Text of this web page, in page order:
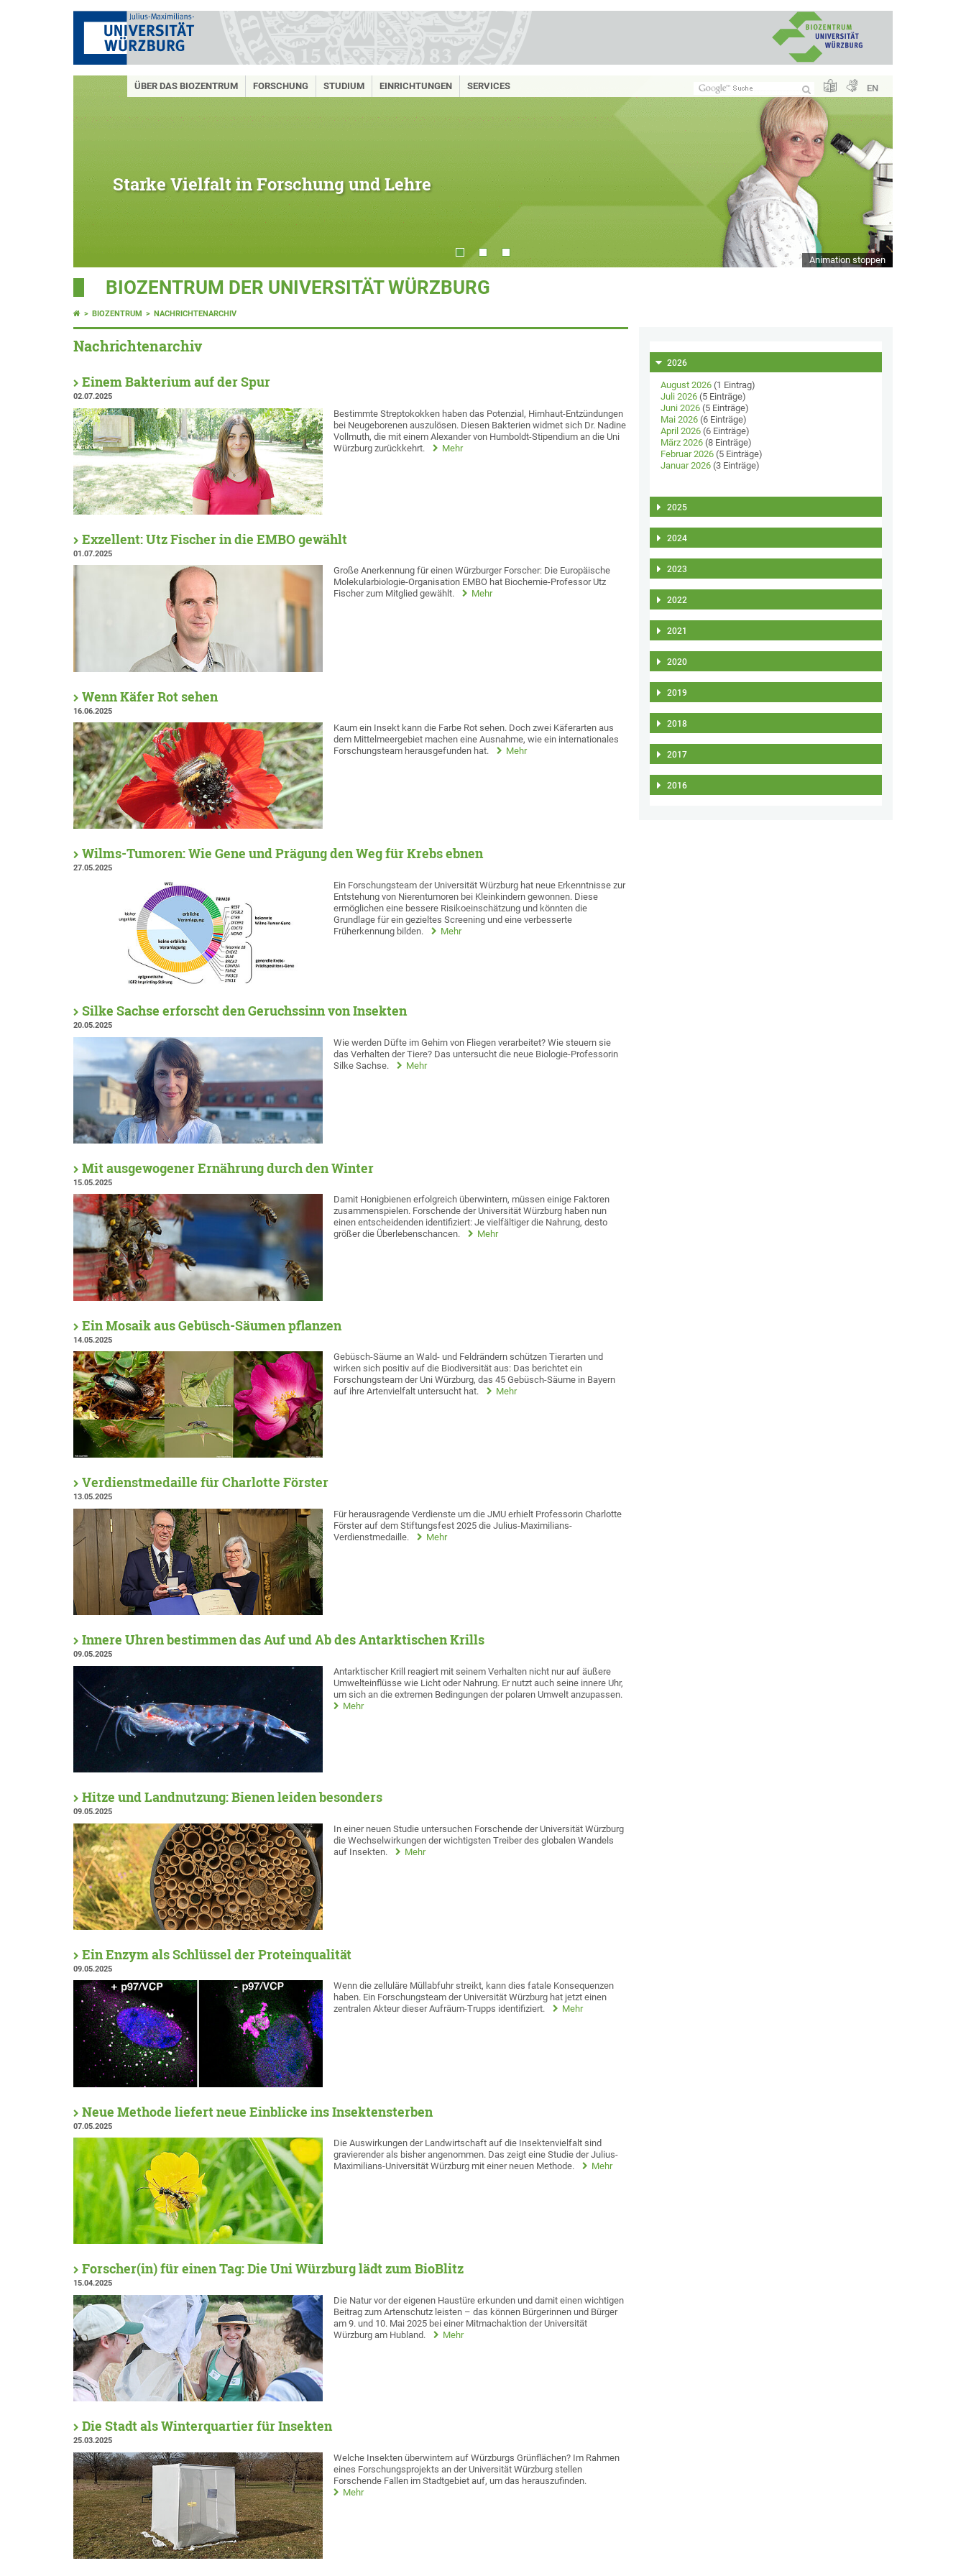
EN
ÜBER DAS BIOZENTRUM FORSCHUNG STUDIUM EINRICHTUNGEN SERVICES
Starke Vielfalt in Forschung und Lehre
Animation stoppen
BIOZENTRUM DER UNIVERSITÄT WÜRZBURG
BIOZENTRUM NACHRICHTENARCHIV
Nachrichtenarchiv
Einem Bakterium auf der Spur
02.07.2025
Bestimmte Streptokokken haben das Potenzial, Hirnhaut-Entzündungen
bei Neugeborenen auszulösen. Diesen Bakterien widmet sich Dr. Nadine
Vollmuth, die mit einem Alexander von Humboldt-Stipendium an die Uni
Würzburg zurückkehrt.
Mehr
Exzellent: Utz Fischer in die EMBO gewählt
01.07.2025
Große Anerkennung für einen Würzburger Forscher: Die Europäische
Molekularbiologie-Organisation EMBO hat Biochemie-Professor Utz
Fischer zum Mitglied gewählt.
Mehr
Wenn Käfer Rot sehen
16.06.2025
Kaum ein Insekt kann die Farbe Rot sehen. Doch zwei Käferarten aus
dem Mittelmeergebiet machen eine Ausnahme, wie ein internationales
Forschungsteam herausgefunden hat.
Mehr
Wilms-Tumoren: Wie Gene und Prägung den Weg für Krebs ebnen
27.05.2025
Ein Forschungsteam der Universität Würzburg hat neue Erkenntnisse zur
Entstehung von Nierentumoren bei Kleinkindern gewonnen. Diese
ermöglichen eine bessere Risikoeinschätzung und könnten die
Grundlage für ein gezieltes Screening und eine verbesserte
Früherkennung bilden.
Mehr
Silke Sachse erforscht den Geruchssinn von Insekten
20.05.2025
Wie werden Düfte im Gehirn von Fliegen verarbeitet? Wie steuern sie
das Verhalten der Tiere? Das untersucht die neue Biologie-Professorin
Silke Sachse.
Mehr
Mit ausgewogener Ernährung durch den Winter
15.05.2025
Damit Honigbienen erfolgreich überwintern, müssen einige Faktoren
zusammenspielen. Forschende der Universität Würzburg haben nun
einen entscheidenden identifiziert: Je vielfältiger die Nahrung, desto
größer die Überlebenschancen.
Mehr
Ein Mosaik aus Gebüsch-Säumen pflanzen
14.05.2025
Gebüsch-Säume an Wald- und Feldrändern schützen Tierarten und
wirken sich positiv auf die Biodiversität aus: Das berichtet ein
Forschungsteam der Uni Würzburg, das 45 Gebüsch-Säume in Bayern
auf ihre Artenvielfalt untersucht hat.
Mehr
Verdienstmedaille für Charlotte Förster
13.05.2025
Für herausragende Verdienste um die JMU erhielt Professorin Charlotte
Förster auf dem Stiftungsfest 2025 die Julius-Maximilians-
Verdienstmedaille.
Mehr
Innere Uhren bestimmen das Auf und Ab des Antarktischen Krills
09.05.2025
Antarktischer Krill reagiert mit seinem Verhalten nicht nur auf äußere
Umwelteinflüsse wie Licht oder Nahrung. Er nutzt auch seine innere Uhr,
um sich an die extremen Bedingungen der polaren Umwelt anzupassen.
Mehr
Hitze und Landnutzung: Bienen leiden besonders
09.05.2025
In einer neuen Studie untersuchen Forschende der Universität Würzburg
die Wechselwirkungen der wichtigsten Treiber des globalen Wandels
auf Insekten.
Mehr
Ein Enzym als Schlüssel der Proteinqualität
09.05.2025
Wenn die zelluläre Müllabfuhr streikt, kann dies fatale Konsequenzen
haben. Ein Forschungsteam der Universität Würzburg hat jetzt einen
zentralen Akteur dieser Aufräum-Trupps identifiziert.
Mehr
Neue Methode liefert neue Einblicke ins Insektensterben
07.05.2025
Die Auswirkungen der Landwirtschaft auf die Insektenvielfalt sind
gravierender als bisher angenommen. Das zeigt eine Studie der Julius-
Maximilians-Universität Würzburg mit einer neuen Methode.
Mehr
Forscher(in) für einen Tag: Die Uni Würzburg lädt zum BioBlitz
15.04.2025
Die Natur vor der eigenen Haustüre erkunden und damit einen wichtigen
Beitrag zum Artenschutz leisten – das können Bürgerinnen und Bürger
am 9. und 10. Mai 2025 bei einer Mitmachaktion der Universität
Würzburg am Hubland.
Mehr
Die Stadt als Winterquartier für Insekten
25.03.2025
Welche Insekten überwintern auf Würzburgs Grünflächen? Im Rahmen
eines Forschungsprojekts an der Universität Würzburg stellen
Forschende Fallen im Stadtgebiet auf, um das herauszufinden.
Mehr
2026
August 2026(1 Eintrag)
Juli 2026(5 Einträge)
Juni 2026(5 Einträge)
Mai 2026(6 Einträge)
April 2026(6 Einträge)
März 2026(8 Einträge)
Februar 2026(5 Einträge)
Januar 2026(3 Einträge)
2025
2024
2023
2022
2021
2020
2019
2018
2017
2016